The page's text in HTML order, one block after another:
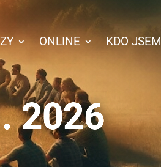
ONLINE KDO JSEM
2026